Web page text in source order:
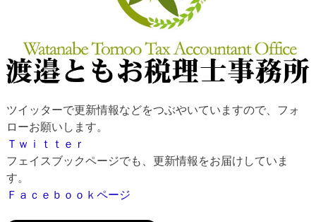
ツイッターで更新情報などをつぶやいていますので、フォ
ローお願いします。
Ｔｗｉｔｔｅｒ
フェイスブックページでも、更新情報をお届けしていま
す。
Ｆａｃｅｂｏｏｋページ